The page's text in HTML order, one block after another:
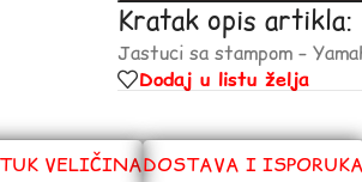
Kratak opis artikla:
Jastuci sa stampom –
Dodaj u listu želja
VELIČINADOSTAVA I ISPORUKA